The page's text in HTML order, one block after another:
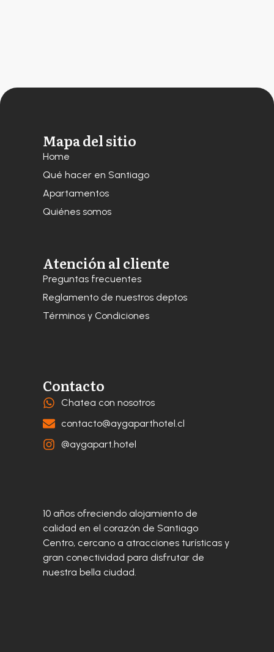
10 años ofreciendo alojamiento de
calidad en el corazón de Santiago
Centro, cercano a atracciones turísticas y
gran conectividad para disfrutar de
nuestra bella ciudad.
Mapa del sitio
Home
Qué hacer en Santiago
Apartamentos
Quiénes somos
Atención al cliente
Preguntas frecuentes
Reglamento de nuestros deptos
Términos y Condiciones
Contacto
Chatea con nosotros
contacto@aygaparthotel.cl
@aygapart.hotel